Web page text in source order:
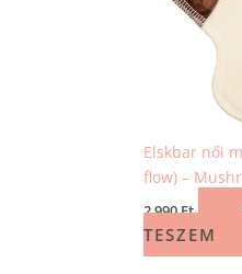
Elskbar női
flow) –
2 990Ft
TESZEM